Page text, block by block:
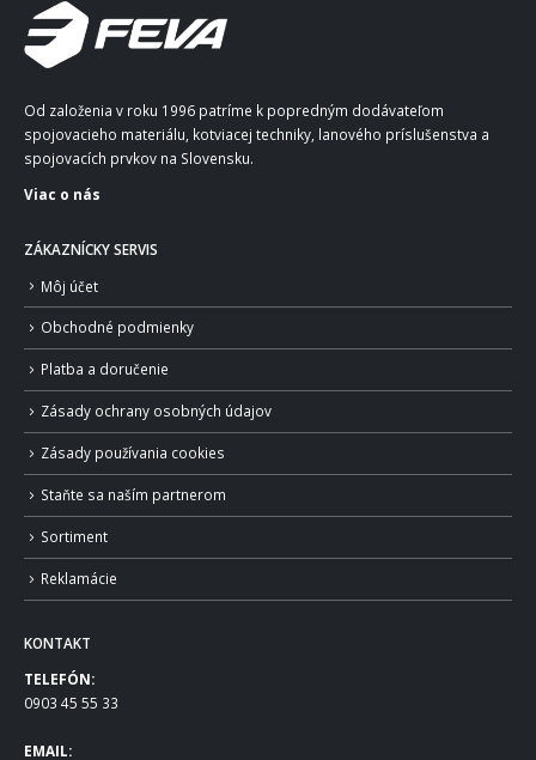
Od založenia v roku 1996 patríme k popredným dodávateľom
spojovacieho materiálu, kotviacej techniky, lanového príslušenstva a
spojovacích prvkov na Slovensku.
Viac o nás
ZÁKAZNÍCKY SERVIS
Môj účet
Obchodné podmienky
Platba a doručenie
Zásady ochrany osobných údajov
Zásady používania cookies
Staňte sa naším partnerom
Sortiment
Reklamácie
KONTAKT
TELEFÓN:
0903 45 55 33
EMAIL: